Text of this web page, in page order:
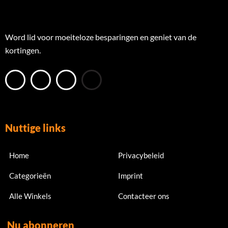
Word lid voor moeiteloze besparingen en geniet van de
kortingen.
Nuttige links
Home
Categorieën
Alle Winkels
Privacybeleid
Imprint
Contacteer ons
Nu abonneren